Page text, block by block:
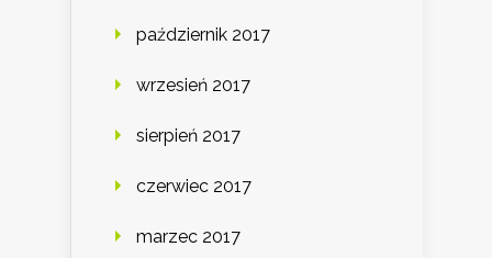
październik 2017
wrzesień 2017
sierpień 2017
czerwiec 2017
marzec 2017